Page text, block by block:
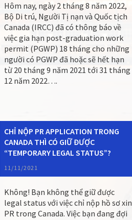
Hôm nay, ngày 2 tháng 8 năm 2022,
Bộ Di trú, Người Tị nạn và Quốc tịch
Canada (IRCC) đã có thông báo về
việc gia hạn post-graduation work
permit (PGWP) 18 tháng cho những
người có PGWP đã hoặc sẽ hết hạn
từ 20 tháng 9 năm 2021 tới 31 tháng
12 năm 2022….
CHỈ NỘP PR APPLICATION TRONG
CANADA THÌ CÓ GIỮ ĐƯỢC
“TEMPORARY LEGAL STATUS”?
11/11/2021
Không! Bạn không thể giữ được
legal status với việc chỉ nộp hồ sơ xin
PR trong Canada. Việc bạn đang đợi